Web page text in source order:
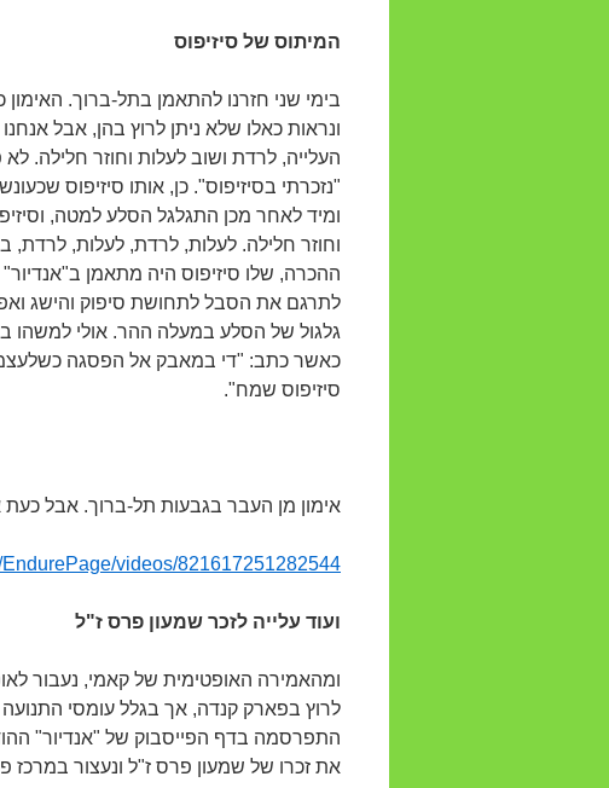
המיתוס של סיזיפוס
בימי שני חזרנו להתאמן בתל-ברוך.
ונראות כאלו שלא ניתן לרוץ בהן, אבל
העלייה, לרדת ושוב לעלות וחוזר חלילה.
"נזכרתי בסיזיפוס". כן, אותו סיזיפוס
ומיד לאחר מכן התגלגל הסלע למטה,
וחוזר חלילה. לעלות, לרדת, לעלות,
ההכרה, שלו סיזיפוס היה מתאמן
לתרגם את הסבל לתחושת סיפוק והישג
גלגול של הסלע במעלה ההר. אולי למשהו
כאשר כתב: "די במאבק אל הפסגה
סיזיפוס שמח".
אימון מן העבר בגבעות תל-ברוך. אבל
videos/821617251282544/
ועוד עלייה לזכר שמעון פרס ז"ל
ומהאמירה האופטימית של קאמי, נעבור
לרוץ בפארק קנדה, אך בגלל עומסי התנועה
התפרסמה בדף הפייסבוק של "אנדיור"
את זכרו של שמעון פרס ז"ל ונעצור במרכז